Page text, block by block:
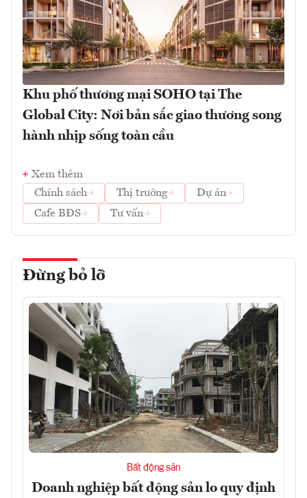
Khu phố thương mại SOHO tại The
Global City: Nơi bản sắc giao thương song
hành nhịp sống toàn cầu
Xem thêm
Chính sách
Thị trường
Dự án
Cafe BĐS
Tư vấn
Đừng bỏ lỡ
Bất động sản
Doanh nghiệp bất động sản lo quy định